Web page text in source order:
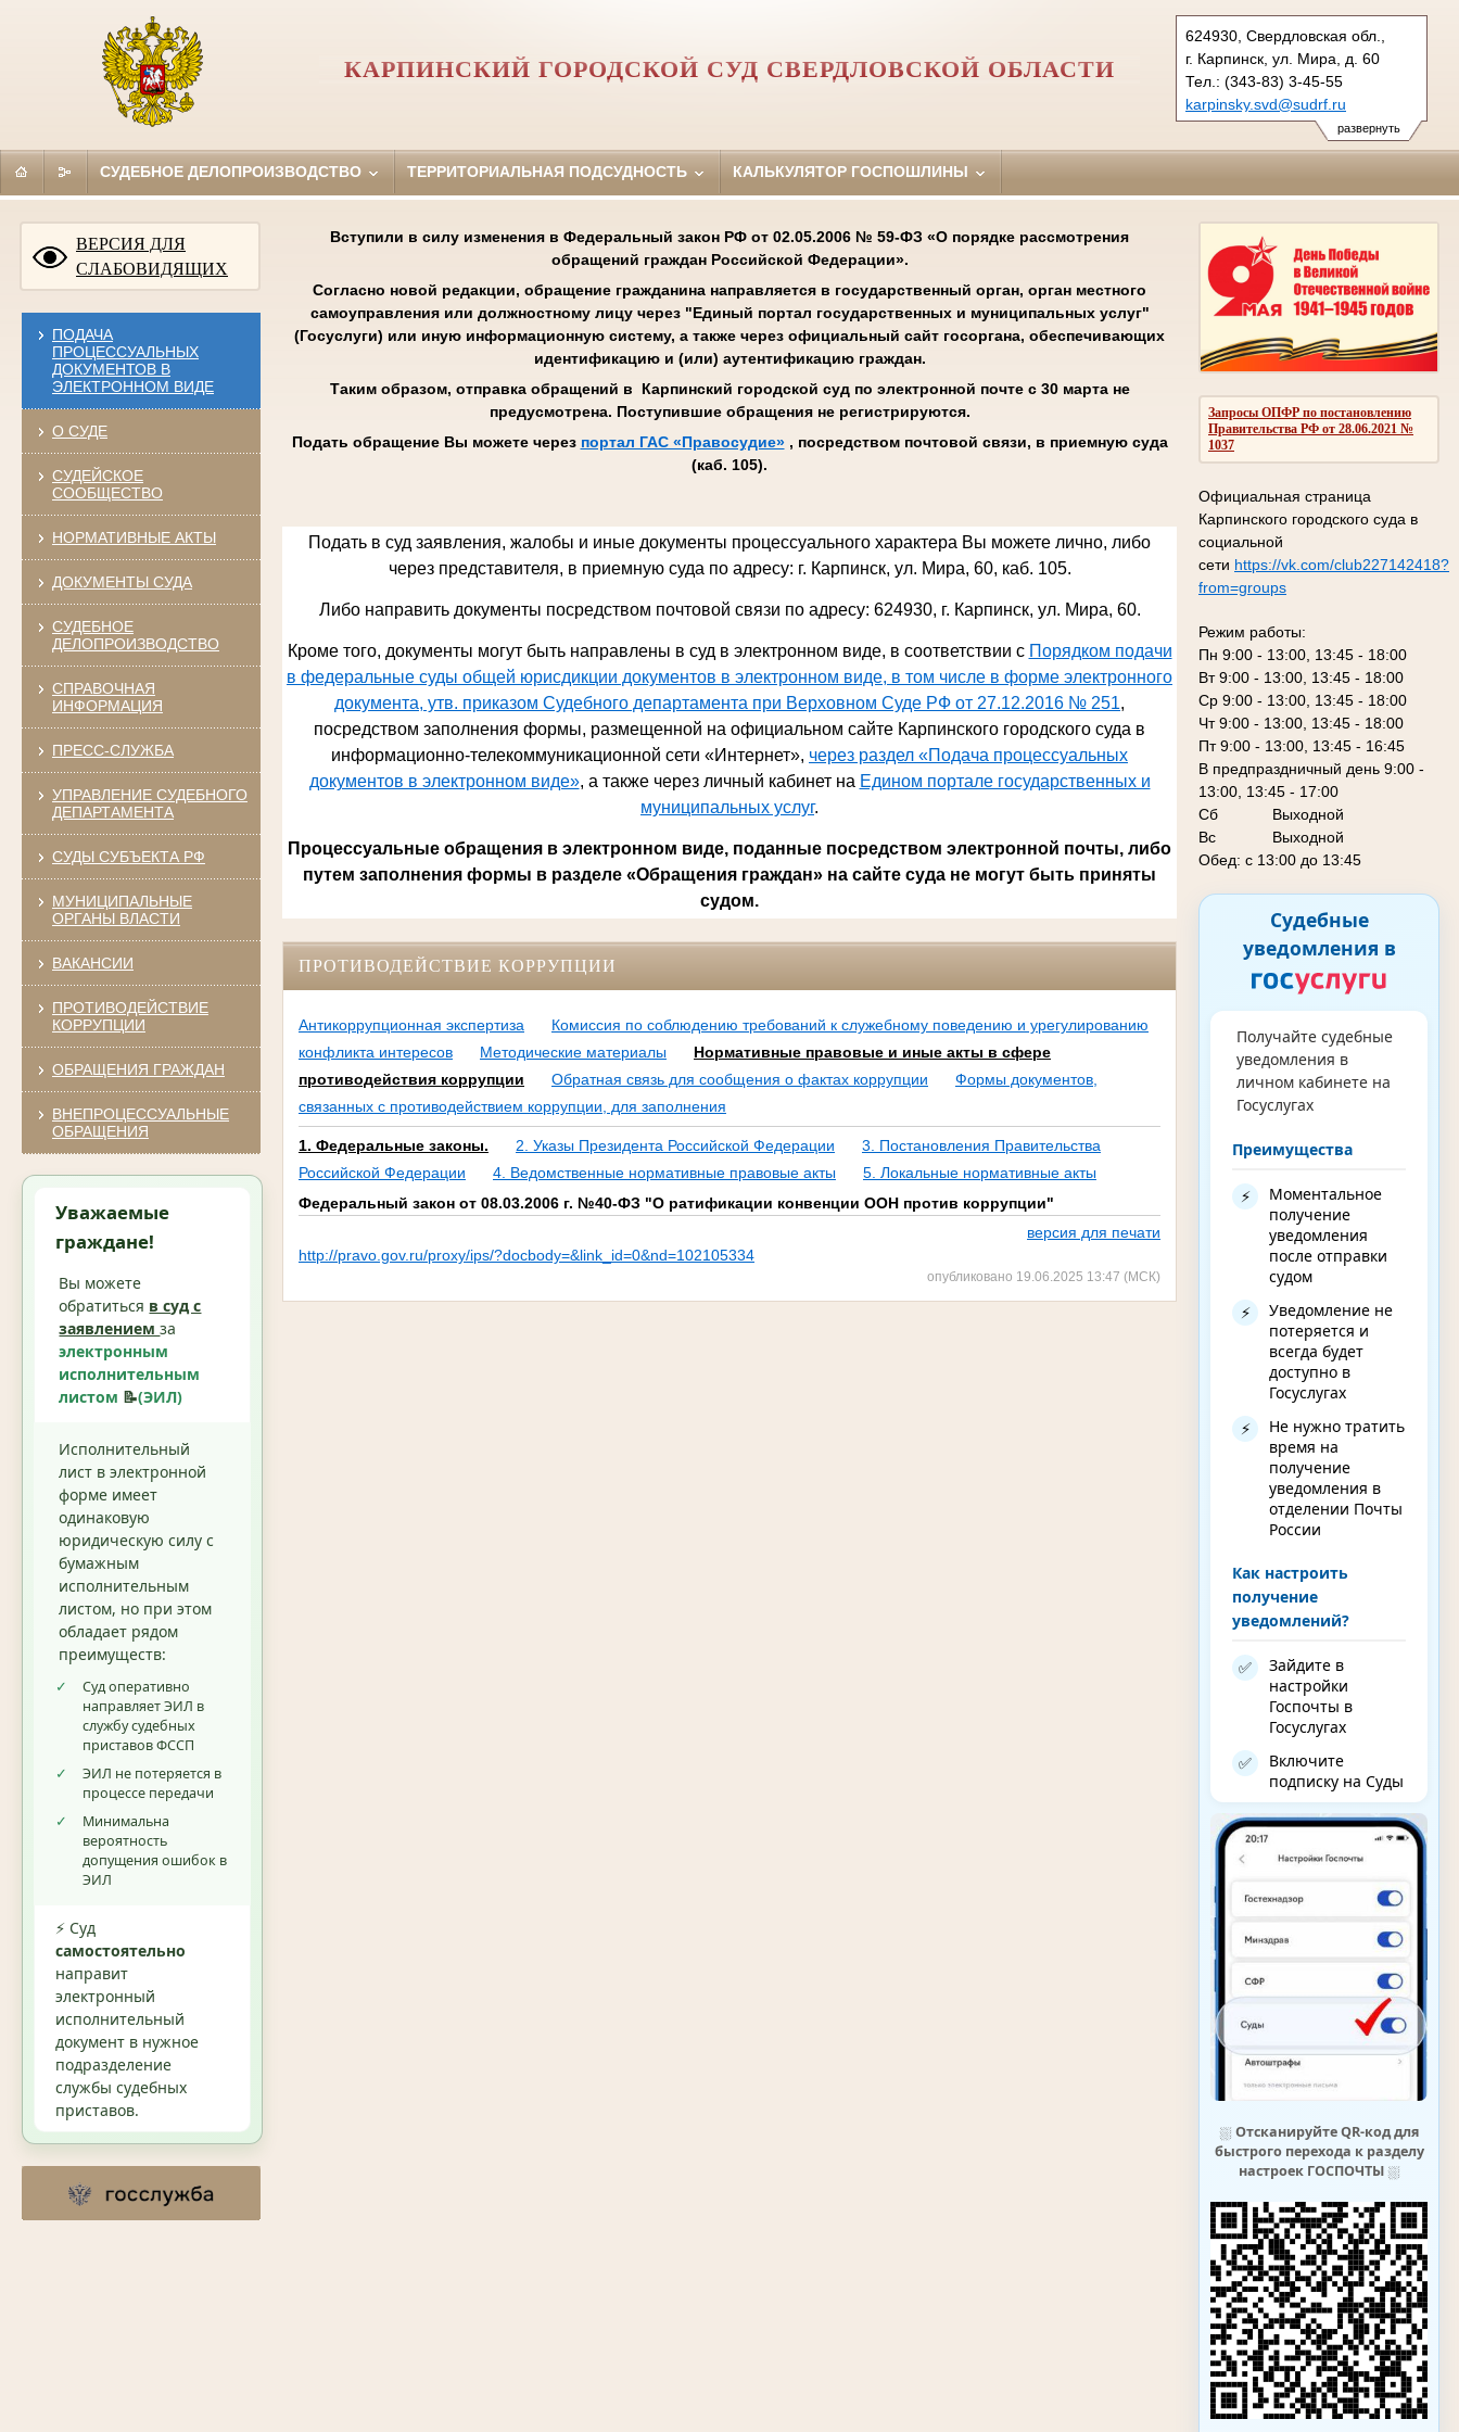
развернуть
624930, Свердловская обл.,
г. Карпинск, ул. Мира, д. 60
Тел.: (343-83) 3-45-55
karpinsky.svd@sudrf.ru
КАРПИНСКИЙ ГОРОДСКОЙ СУД СВЕРДЛОВСКОЙ ОБЛАСТИ
СУДЕБНОЕ ДЕЛОПРОИЗВОДСТВО ТЕРРИТОРИАЛЬНАЯ ПОДСУДНОСТЬ КАЛЬКУЛЯТОР ГОСПОШЛИНЫ
ВЕРСИЯ ДЛЯ
СЛАБОВИДЯЩИХ
ПОДАЧА
ПРОЦЕССУАЛЬНЫХ
ДОКУМЕНТОВ В
ЭЛЕКТРОННОМ ВИДЕ
О СУДЕ
СУДЕЙСКОЕ
СООБЩЕСТВО
НОРМАТИВНЫЕ АКТЫ
ДОКУМЕНТЫ СУДА
СУДЕБНОЕ
ДЕЛОПРОИЗВОДСТВО
СПРАВОЧНАЯ
ИНФОРМАЦИЯ
ПРЕСС-СЛУЖБА
УПРАВЛЕНИЕ СУДЕБНОГО
ДЕПАРТАМЕНТА
СУДЫ СУБЪЕКТА РФ
МУНИЦИПАЛЬНЫЕ
ОРГАНЫ ВЛАСТИ
ВАКАНСИИ
ПРОТИВОДЕЙСТВИЕ
КОРРУПЦИИ
ОБРАЩЕНИЯ ГРАЖДАН
ВНЕПРОЦЕССУАЛЬНЫЕ
ОБРАЩЕНИЯ
Уважаемые
граждане!
Вы можете
обратиться в суд с
заявлениемза
электронным
исполнительным
листом 📝(ЭИЛ)
Исполнительный
лист в электронной
форме имеет
одинаковую
юридическую силу с
бумажным
исполнительным
листом, но при этом
обладает рядом
преимуществ:
✓
Суд оперативно
направляет ЭИЛ в
службу судебных
приставов ФССП
✓
ЭИЛ не потеряется в
процессе передачи
✓
Минимальна
вероятность
допущения ошибок в
ЭИЛ
⚡ Суд
самостоятельно
направит
электронный
исполнительный
документ в нужное
подразделение
службы судебных
приставов.
Запросы ОПФР по постановлению
Правительства РФ от 28.06.2021 №
1037
Официальная страница
Карпинского городского суда в
социальной
сети https://vk.com/club227142418?
from=groups
Режим работы:
Пн 9:00 - 13:00, 13:45 - 18:00
Вт 9:00 - 13:00, 13:45 - 18:00
Ср 9:00 - 13:00, 13:45 - 18:00
Чт 9:00 - 13:00, 13:45 - 18:00
Пт 9:00 - 13:00, 13:45 - 16:45
В предпраздничный день 9:00 -
13:00, 13:45 - 17:00
Сб
Выходной
Вс Выходной
Обед: с 13:00 до 13:45
Судебные
уведомления в
Получайте судебные
уведомления в
личном кабинете на
Госуслугах
Преимущества
⚡
Моментальное
получение
уведомления
после отправки
судом
⚡
Уведомление не
потеряется и
всегда будет
доступно в
Госуслугах
⚡
Не нужно тратить
время на
получение
уведомления в
отделении Почты
России
Как настроить
получение
уведомлений?
✅
Зайдите в
настройки
Госпочты в
Госуслугах
✅
Включите
подписку на Суды
⛆ Отсканируйте QR-код для
быстрого перехода к разделу
настроек ГОСПОЧТЫ⛆
Вступили в силу изменения в Федеральный закон РФ от 02.05.2006 № 59-ФЗ «О порядке рассмотрения
обращений граждан Российской Федерации».
Согласно новой редакции, обращение гражданина направляется в государственный орган, орган местного
самоуправления или должностному лицу через "Единый портал государственных и муниципальных услуг"
(Госуслуги) или иную информационную систему, а также через официальный сайт госоргана, обеспечивающих
идентификацию и (или) аутентификацию граждан.
Таким образом, отправка обращений в Карпинский городской суд по электронной почте с 30 марта не
предусмотрена. Поступившие обращения не регистрируются.
Подать обращение Вы можете через портал ГАС «Правосудие», посредством почтовой связи, в приемную суда
(каб. 105).
Подать в суд заявления, жалобы и иные документы процессуального характера Вы можете лично, либо
через представителя, в приемную суда по адресу: г. Карпинск, ул. Мира, 60, каб. 105.
Либо направить документы посредством почтовой связи по адресу: 624930, г. Карпинск, ул. Мира, 60.
Кроме того, документы могут быть направлены в суд в электронном виде, в соответствии с Порядком подачи
в федеральные суды общей юрисдикции документов в электронном виде, в том числе в форме электронного
документа, утв. приказом Судебного департамента при Верховном Суде РФ от 27.12.2016 № 251,
посредством заполнения формы, размещенной на официальном сайте Карпинского городского суда в
информационно-телекоммуникационной сети «Интернет», через раздел «Подача процессуальных
документов в электронном виде», а также через личный кабинет на Едином портале государственных и
муниципальных услуг.
Процессуальные обращения в электронном виде, поданные посредством электронной почты, либо
путем заполнения формы в разделе «Обращения граждан» на сайте суда не могут быть приняты
судом.
ПРОТИВОДЕЙСТВИЕ КОРРУПЦИИ
Антикоррупционная экспертиза
Комиссия по соблюдению требований к служебному поведению и урегулированию
конфликта интересов
Методические материалы
Нормативные правовые и иные акты в сфере
противодействия коррупции
Обратная связь для сообщения о фактах коррупции
Формы документов,
связанных с противодействием коррупции, для заполнения
1. Федеральные законы. 2. Указы Президента Российской Федерации
3. Постановления Правительства
Российской Федерации
4. Ведомственные нормативные правовые акты
5. Локальные нормативные акты
Федеральный закон от 08.03.2006 г. №40-ФЗ "О ратификации конвенции ООН против коррупции"
версия для печати
http://pravo.gov.ru/proxy/ips/?docbody=&link_id=0&nd=102105334
опубликовано 19.06.2025 13:47 (МСК)